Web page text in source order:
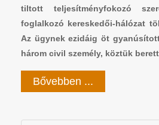
tiltott teljesítményfokozó
foglalkozó kereskedői-hálózat
Az ügynek ezidáig öt
három civil személy, köztük
Bővebben ...